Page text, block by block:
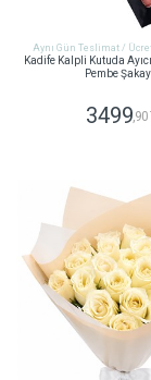
Aynı Gün Teslimat /
Kadife Kalpli Kutuda
Pembe
3499 ,90